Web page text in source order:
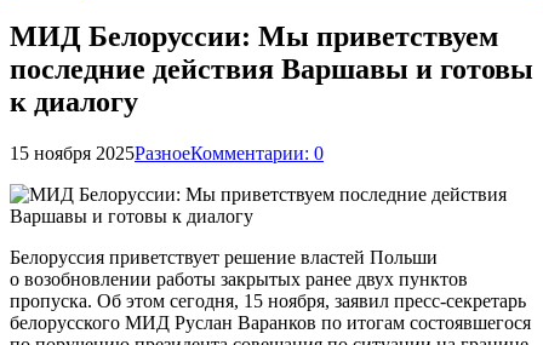
МИД Белоруссии: Мы приветствуем
последние действия Варшавы и готовы
к диалогу
15 ноября 2025РазноеКомментарии: 0
Белоруссия приветствует решение властей Польши
о возобновлении работы закрытых ранее двух пунктов
пропуска. Об этом сегодня, 15 ноября, заявил пресс-секретарь
белорусского МИД Руслан Варанков по итогам состоявшегося